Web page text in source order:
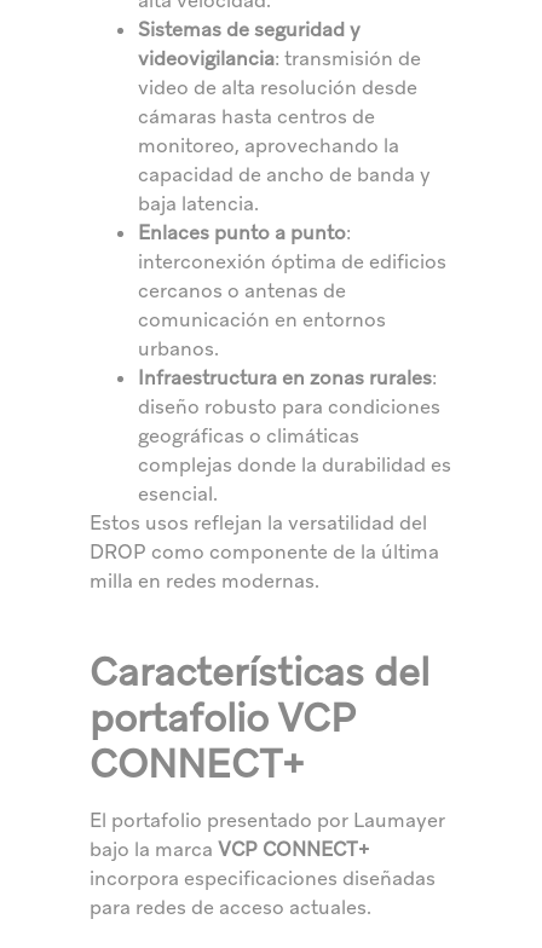
Sistemas de seguridad y
videovigilancia: transmisión de
video de alta resolución desde
cámaras hasta centros de
monitoreo, aprovechando la
capacidad de ancho de banda y
baja latencia.
Enlaces punto a punto:
interconexión óptima de edificios
cercanos o antenas de
comunicación en entornos
urbanos.
Infraestructura en zonas rurales:
diseño robusto para condiciones
geográficas o climáticas
complejas donde la durabilidad es
esencial.
Estos usos reflejan la versatilidad del
DROP como componente de la última
milla en redes modernas.
Características del
portafolio VCP
CONNECT+
El portafolio presentado por Laumayer
bajo la marca VCP CONNECT+
incorpora especificaciones diseñadas
para redes de acceso actuales.